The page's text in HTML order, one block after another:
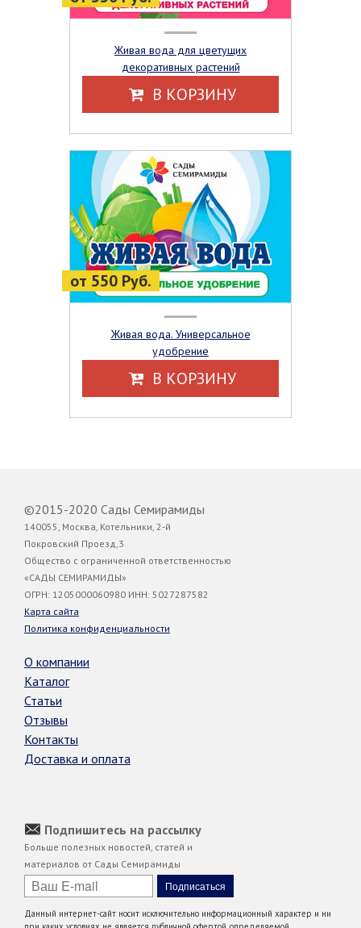
Живая вода для цветущих
декоративных растений
В КОРЗИНУ
от 550 Руб.
Живая вода. Универсальное
удобрение
В КОРЗИНУ
©2015-2020 Сады Семирамиды
140055, Москва, Котельники, 2-й
Покровский Проезд,3
Общество с ограниченной ответственностью
«САДЫ СЕМИРАМИДЫ»
ОГРН: 1205000060980 ИНН: 5027287582
Карта сайта
Политика конфиденциальности
О компании
Каталог
Статьи
Отзывы
Контакты
Доставка и оплата
Подпишитесь на рассылку
Больше полезных новостей, статей и
материалов от Сады Семирамиды
Данный интернет-сайт носит исключительно информационный характер и ни